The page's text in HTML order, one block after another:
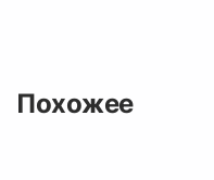
Похожее